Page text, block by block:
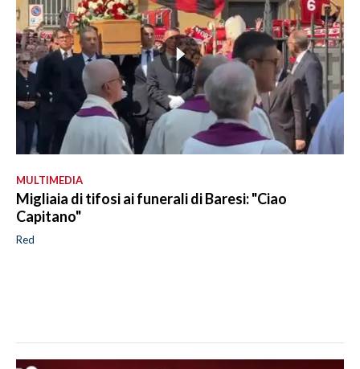
MULTIMEDIA
Migliaia di tifosi ai funerali di Baresi: "Ciao
Capitano"
Red